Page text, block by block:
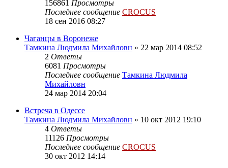
156861 Просмотры
Последнее сообщение CROCUS
18 сен 2016 08:27
Чаганцы в Воронеже
Тамкина Людмила Михайловн » 22 мар 2014 08:52
2 Ответы
6081 Просмотры
Последнее сообщение Тамкина Людмила
Михайловн
24 мар 2014 20:04
Встреча в Одессе
Тамкина Людмила Михайловн » 10 окт 2012 19:10
4 Ответы
11126 Просмотры
Последнее сообщение CROCUS
30 окт 2012 14:14